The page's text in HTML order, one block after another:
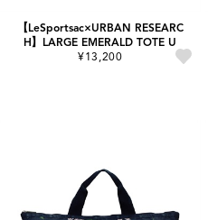
【LeSportsac×URBAN RESEARC
H】LARGE EMERALD TOTE U
¥13,200